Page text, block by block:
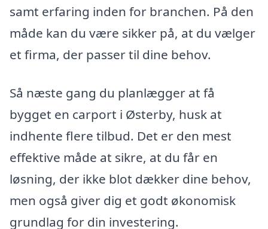
samt erfaring inden for branchen. På den
måde kan du være sikker på, at du vælger
et firma, der passer til dine behov.
Så næste gang du planlægger at få
bygget en carport i Østerby, husk at
indhente flere tilbud. Det er den mest
effektive måde at sikre, at du får en
løsning, der ikke blot dækker dine behov,
men også giver dig et godt økonomisk
grundlag for din investering.